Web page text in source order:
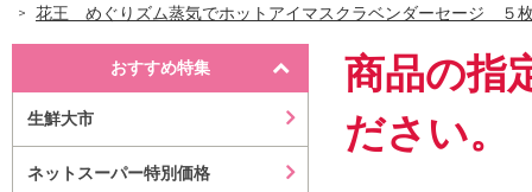
花王 めぐりズム蒸気でホットアイマスクラベンダーセージ ５
おすすめ特集
生鮮大市
ネットスーパー特別価格
商品の指
ださい。